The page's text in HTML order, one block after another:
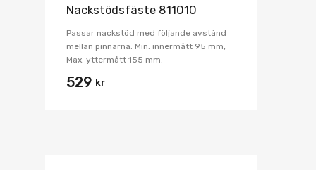
Nackstödsfäste 811010
Passar nackstöd med följande avstånd
mellan pinnarna: Min. innermått 95 mm,
Max. yttermått 155 mm.
529 kr